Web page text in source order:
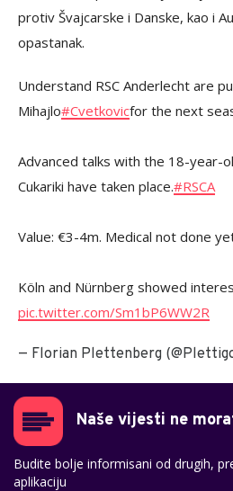
protiv Švajcarske i Danske, kao i
opastanak.
Understand RSC Anderlecht are
Mihajlo#Cvetkovicfor the next
Advanced talks with the 18-year-
Cukariki have taken place.#RSCA
Value: €3-4m. Medical not done
Köln and Nürnberg showed
pic.twitter.com/Sm1bP6WW2R
— Florian Plettenberg
Naše vijesti ne
Budite bolje informisani od drugih,
aplikaciju